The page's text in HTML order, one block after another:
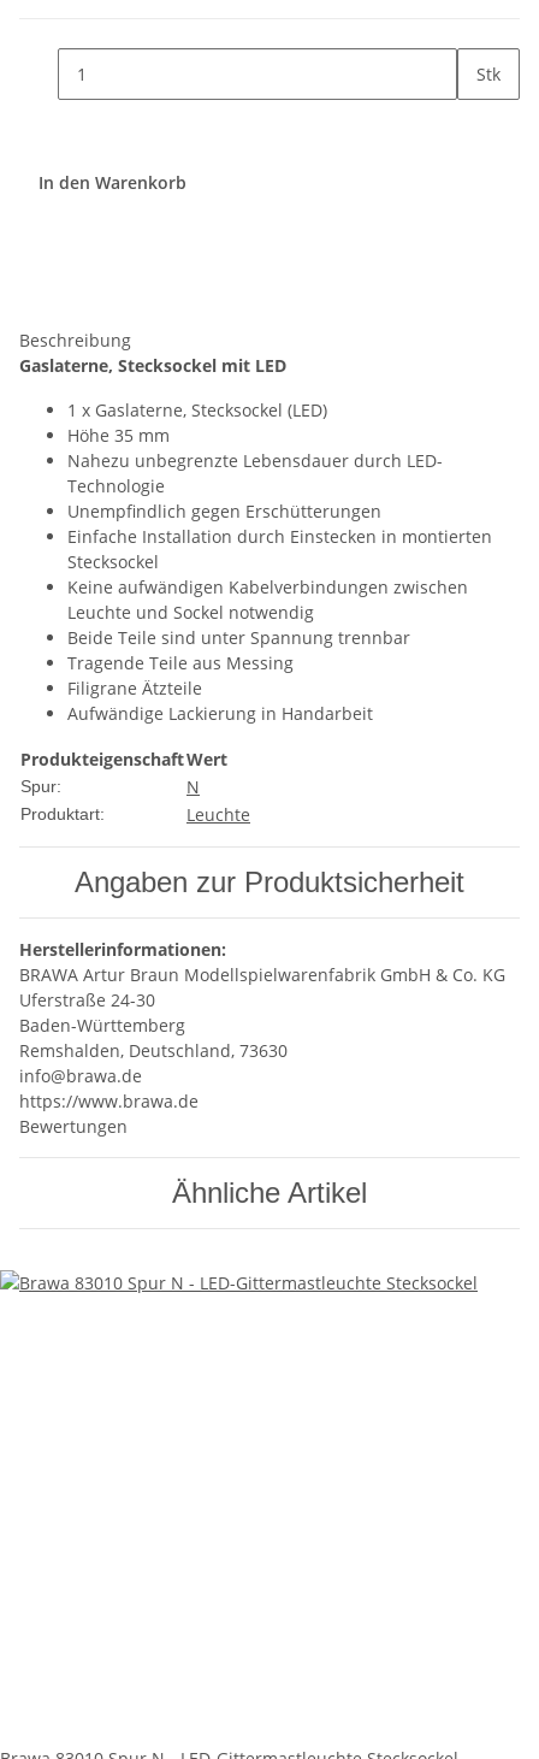
Stk
In den Warenkorb
Beschreibung
Gaslaterne, Stecksockel mit LED
1 x Gaslaterne, Stecksockel (LED)
Höhe 35 mm
Nahezu unbegrenzte Lebensdauer durch LED-
Technologie
Unempfindlich gegen Erschütterungen
Einfache Installation durch Einstecken in montierten
Stecksockel
Keine aufwändigen Kabelverbindungen zwischen
Leuchte und Sockel notwendig
Beide Teile sind unter Spannung trennbar
Tragende Teile aus Messing
Filigrane Ätzteile
Aufwändige Lackierung in Handarbeit
ProdukteigenschaftWert
Spur: N
Produktart: Leuchte
Angaben zur Produktsicherheit
Herstellerinformationen:
BRAWA Artur Braun Modellspielwarenfabrik GmbH & Co. KG
Uferstraße 24-30
Baden-Württemberg
Remshalden, Deutschland, 73630
info@brawa.de
https://www.brawa.de
Bewertungen
Ähnliche Artikel